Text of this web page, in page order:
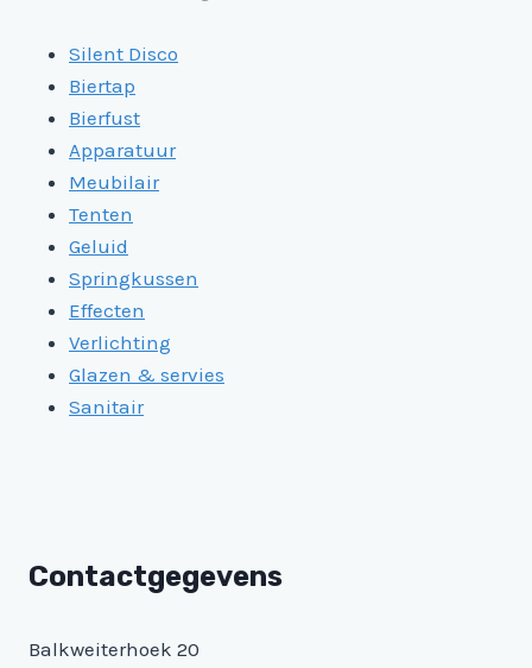
Silent Disco
Biertap
Bierfust
Apparatuur
Meubilair
Tenten
Geluid
Springkussen
Effecten
Verlichting
Glazen & servies
Sanitair
Contactgegevens
Balkweiterhoek 20